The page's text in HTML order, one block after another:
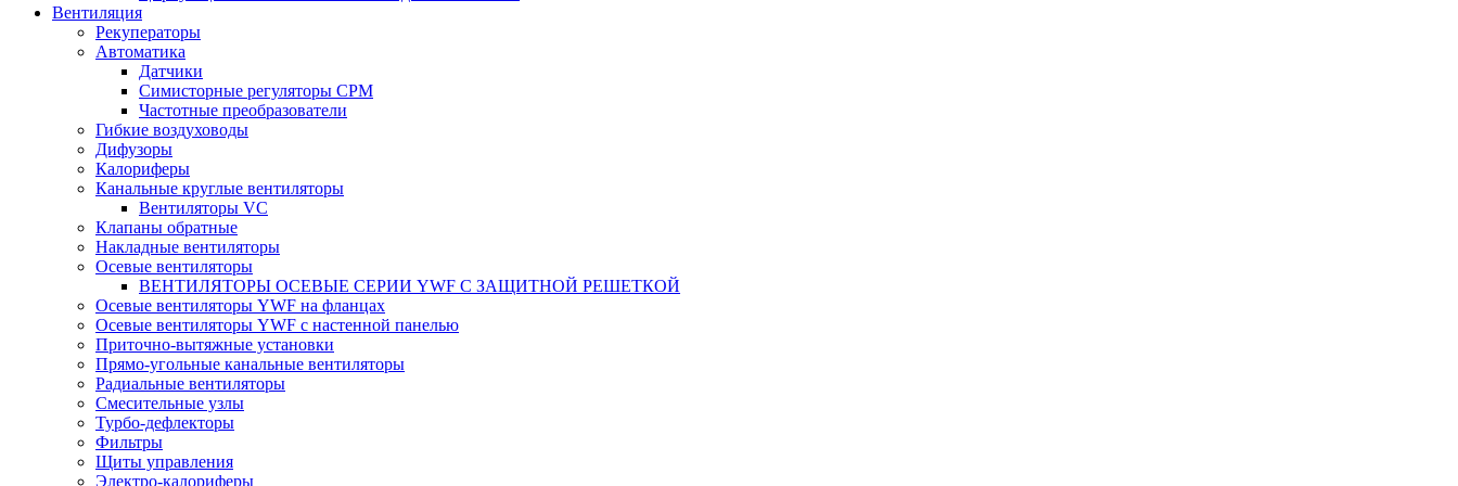
Вентиляция
Рекуператоры
Автоматика
Датчики
Симисторные регуляторы СРМ
Частотные преобразователи
Гибкие воздуховоды
Дифузоры
Калориферы
Канальные круглые вентиляторы
Вентиляторы VC
Клапаны обратные
Накладные вентиляторы
Осевые вентиляторы
ВЕНТИЛЯТОРЫ ОСЕВЫЕ СЕРИИ YWF С ЗАЩИТНОЙ РЕШЕТКОЙ
Осевые вентиляторы YWF на фланцах
Осевые вентиляторы YWF с настенной панелью
Приточно-вытяжные установки
Прямо-угольные канальные вентиляторы
Радиальные вентиляторы
Смесительные узлы
Турбо-дефлекторы
Фильтры
Щиты управления
Электро-калориферы